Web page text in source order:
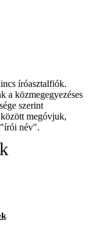
íróasztalfiók.
a közmegegyezéses
szerint
megóvjuk,
"írói név".